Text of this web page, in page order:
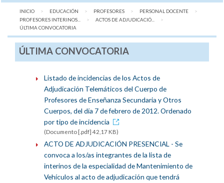
INICIO EDUCACIÓN PROFESORES
PERSONAL DOCENTE
PROFESORES INTERINOS...
ACTOS DE ADJUDICACIÓ...
AQUÍ:
ÚLTIMA CONVOCATORIA
ÚLTIMA CONVOCATORIA
Listado de incidencias de los Actos de
Adjudicación Telemáticos del Cuerpo de
Profesores de Enseñanza Secundaria y Otros
Cuerpos, del día 7 de febrero de 2012. Ordenado
por tipo de incidencia
(Documento [.pdf] 42,17 KB)
ACTO DE ADJUDICACIÓN PRESENCIAL - Se
convoca a los/as integrantes de la lista de
interinos de la especialidad de Mantenimiento de
Vehículos al acto de adjudicación que tendrá